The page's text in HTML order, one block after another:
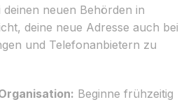
neuen Behörden in
deine neue Adresse auch bei
und Telefonanbietern zu
Beginne frühzeitig